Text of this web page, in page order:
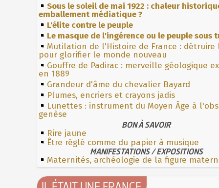
Sous le soleil de mai 1922 : chaleur
emballement médiatique ?
L'élite contre le peuple
Le masque de l'ingérence ou le peuple sous
Mutilation de l'Histoire de France : détruire
pour glorifier le monde nouveau
Gouffre de Padirac : merveille géologique
en 1889
Grandeur d'âme du chevalier Bayard
Plumes, encriers et crayons jadis
Lunettes : instrument du Moyen Âge à
genèse
BON À SAVOIR
Rire jaune
Être réglé comme du papier à musique
MANIFESTATIONS / EXPOSITIONS
Maternités, archéologie de la figure